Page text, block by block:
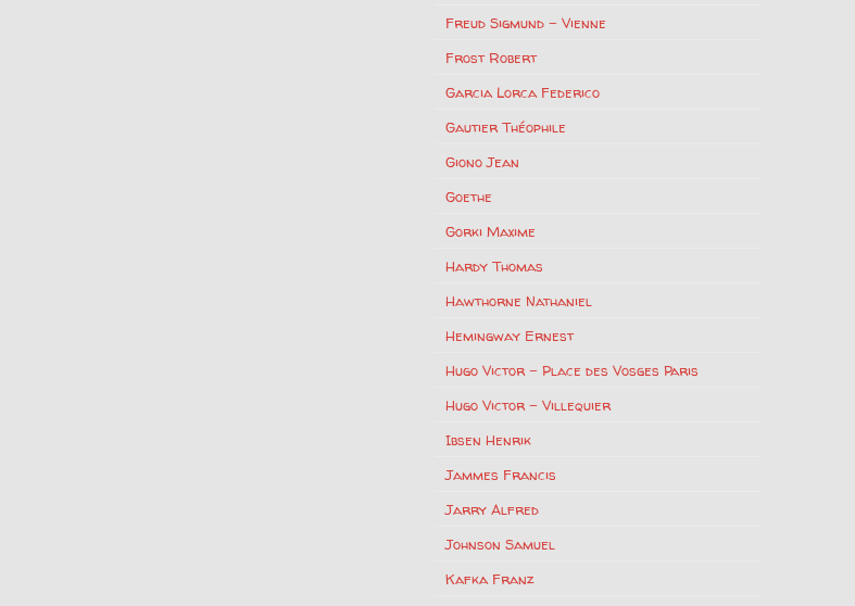
Freud Sigmund – Vienne
Frost Robert
Garcia Lorca Federico
Gautier Théophile
Giono Jean
Goethe
Gorki Maxime
Hardy Thomas
Hawthorne Nathaniel
Hemingway Ernest
Hugo Victor – Place des Vosges Paris
Hugo Victor – Villequier
Ibsen Henrik
Jammes Francis
Jarry Alfred
Johnson Samuel
Kafka Franz